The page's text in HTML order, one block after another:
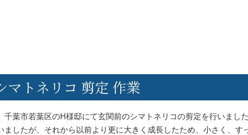
マトネリコ 剪定 作業
千葉市若葉区のH様邸にて玄関前のシマトネリコの剪定を行いまし
ましたが、それから以前より更に大きく成長したため、小さく、す